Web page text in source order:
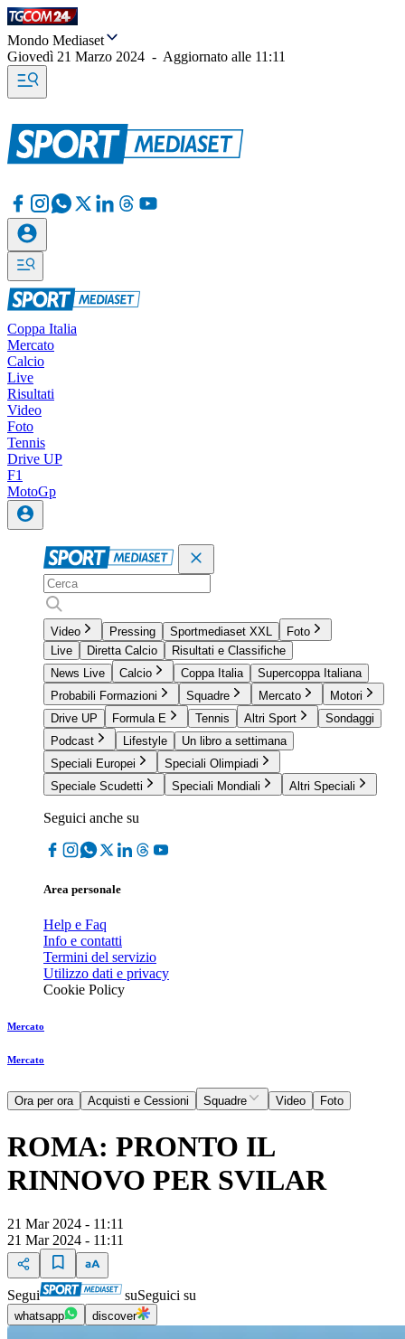
Mondo Mediaset
Giovedì 21 Marzo 2024 - Aggiornato alle 11:11
Coppa Italia
Mercato
Calcio
Live
Risultati
Video
Foto
Tennis
Drive UP
F1
MotoGp
Video Pressing Sportmediaset XXL
Foto
Live
Diretta Calcio
Risultati e Classifiche
News Live
Calcio Coppa Italia
Supercoppa Italiana
Probabili Formazioni
Squadre Mercato
Motori
Drive UP
Formula E Tennis Altri Sport
Sondaggi
Podcast
Lifestyle
Un libro a settimana
Speciali Europei
Speciali Olimpiadi
Speciale Scudetti
Speciali Mondiali Altri Speciali
Seguici anche su
Area personale
Help e Faq
Info e contatti
Termini del servizio
Utilizzo dati e privacy
Cookie Policy
Mercato
Mercato
Ora per ora Acquisti e Cessioni Squadre Video Foto
ROMA: PRONTO IL
RINNOVO PER SVILAR
21 Mar 2024 - 11:11
21 Mar 2024 - 11:11
Segui suSeguici su
whatsapp discover